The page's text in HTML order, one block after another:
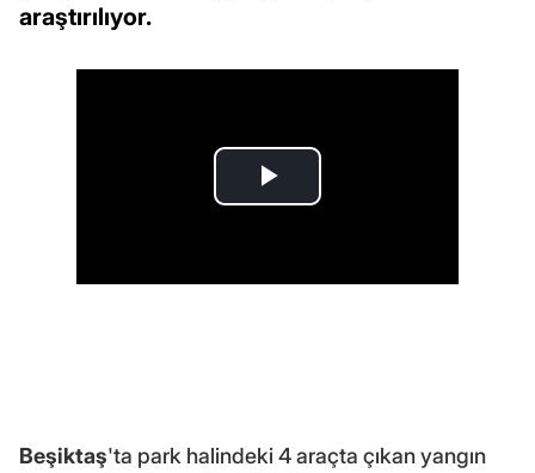
araştırılıyor.
Beşiktaş'ta park halindeki 4 araçta çıkan yangın